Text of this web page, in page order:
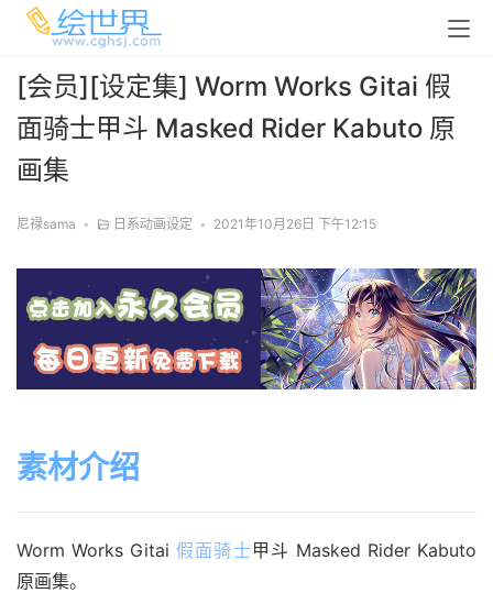
[会员][设定集] Worm Works Gitai 假
面骑士甲斗 Masked Rider Kabuto 原
画集
尼禄sama • 日系动画设定 • 2021年10月26日 下午12:15
素材介绍
Worm Works Gitai 假面骑士甲斗 Masked Rider Kabuto
原画集。